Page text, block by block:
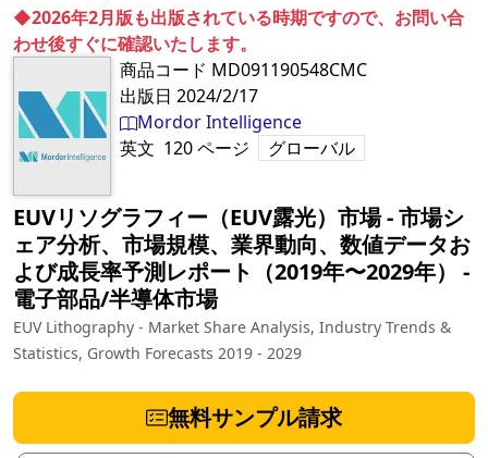
◆2026年2月版も出版されている時期ですので、お問い合
わせ後すぐに確認いたします。
商品コード MD091190548CMC
出版日 2024/2/17
Mordor Intelligence
英文 120ページ グローバル
EUVリソグラフィー（EUV露光）市場 - 市場シ
ェア分析、市場規模、業界動向、数値データお
よび成長率予測レポート（2019年〜2029年）
‐
電子部品/半導体市場
EUV Lithography - Market Share Analysis, Industry Trends &
Statistics, Growth Forecasts 2019 - 2029
無料サンプル請求